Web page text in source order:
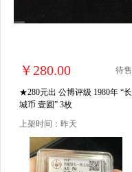
￥280.00 待售
★280元出 公博评级 1980年 “长
城币 壹圆” 3枚
上架时间：昨天